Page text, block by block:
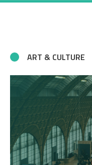
ART & CULTURE